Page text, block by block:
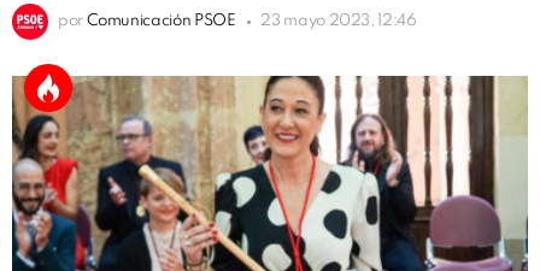
por Comunicación PSOE 23 mayo 2023, 12:46